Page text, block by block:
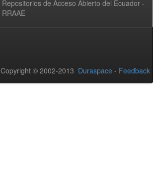
Repositorios de Acceso Abierto del Ecuador -
RRAAE
Copyright © 2002-2013 Duraspace - Feedback